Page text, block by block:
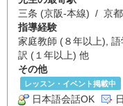
三条 (京阪-本線) / 京
指導経験
家庭教師 (８年以上),
訳 (１年以上) 他
その他
レッスン・イベント掲載中
日本語会話OK